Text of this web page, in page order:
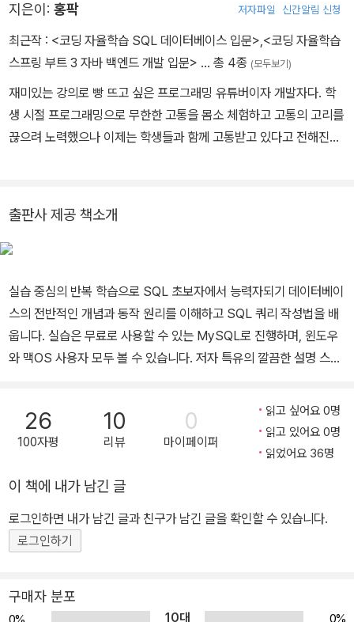
지은이: 홍팍 저자파일 신간알림 신청
최근작 : <코딩 자율학습 SQL 데이터베이스 입문>,<코딩 자율학습
스프링 부트 3 자바 백엔드 개발 입문> … 총 4종 (모두보기)
재미있는 강의로 빵 뜨고 싶은 프로그래밍 유튜버이자 개발자다. 학
생 시절 프로그래밍으로 무한한 고통을 몸소 체험하고 고통의 고리를
끊으려 노력했으나 이제는 학생들과 함께 고통받고 있다고 전해진다.
be.com/@hongpark - 인프런 https://www.inflearn.com/use
rs/@hongpark
출판사 제공 책소개
실습 중심의 반복 학습으로 SQL 초보자에서 능력자되기 데이터베이
스의 전반적인 개념과 동작 원리를 이해하고 SQL 쿼리 작성법을 배
웁니다. 실습은 무료로 사용할 수 있는 MySQL로 진행하며, 윈도우
와 맥OS 사용자 모두 볼 수 있습니다. 저자 특유의 깔끔한 설명 스타
지루할 새 없이 공부할 수 있습니다. 책을 다 보고 나면 데이터베이스
의 기본 개념과 원리를 이해하고 SQL로 원하는 데이터를 뽑아 분석
할 수 있게 됩니다. 다루는 내용 1. 데이터베이스의 개요 | DB 개념,
기본 | 데이터 생성·조회·수정·삭제, 데이터 필터링, 데이터 집계, 자료
형의 종류 3. SQL 활용 | 관계 만들기, 테이블 조인, 그룹화 분석, 서
브쿼리 4. 데이터 모델링 | 데이터 모델링 과정, 주요 용어, 정규화 추
천 독자 - 데이터베이스 수업 듣기 전 혹은 수업 들은 후 개별 공부가
이터 분석 배우라는데 뭐부터 할지 막막한 분 - SQL 자격증 준비 중
26
100자평
10
리뷰
0
마이페이퍼
읽고 싶어요 0명
읽고 있어요 0명
읽었어요 36명
이 책에 내가 남긴 글
로그인하면 내가 남긴 글과 친구가 남긴 글을 확인할 수 있습니다.
로그인하기
구매자 분포
10대 0%